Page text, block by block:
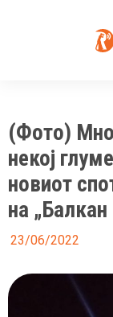
(Фото)
некој
новиот
на
23/06/2022